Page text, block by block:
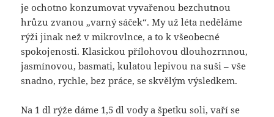
je ochotno konzumovat vyvařenou bezchutnou
hrůzu zvanou „varný sáček“. My už léta neděláme
rýži jinak než v mikrovlnce, a to k všeobecné
spokojenosti. Klasickou přílohovou dlouhozrnnou,
jasmínovou, basmati, kulatou lepivou na suši – vše
snadno, rychle, bez práce, se skvělým výsledkem.
Na 1 dl rýže dáme 1,5 dl vody a špetku soli, vaří se